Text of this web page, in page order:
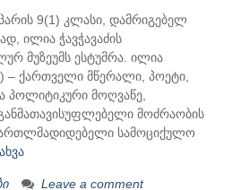
9(1) კლასი, დამრიგებელ
ილია ჭავჭავაძის
მუზეუმს ესტუმრა. ილია
– ქართველი მწერალი, პოეტი,
პოლიტიკური მოღვაწე,
მოძრაობის
სამოციქულო
Leave a comment